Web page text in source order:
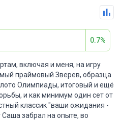
0.7%
включая и меня, на игру
праймовый Зверев, образца
Олимпиады, итоговый и ещё
и как минимум один сет от
классик "ваши ожидания -
забрал на опыте, во